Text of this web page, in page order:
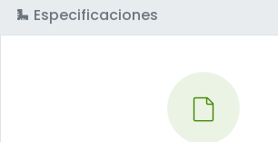
Especificaciones